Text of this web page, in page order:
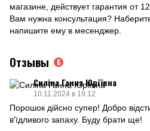
магазине, действует гарантия от
Вам нужна консультация?
напишите ему в месенджер.
Отзывы 6
Силіна Ганна Юріївна
10.11.2024 в 19:12
Порошок дійсно супер! Добро
в'їдливого запаху. Буду брати ще!